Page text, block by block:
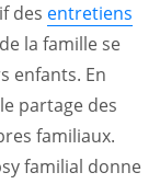
des entretiens
la famille se
enfants. En
partage des
familiaux.
familial donne